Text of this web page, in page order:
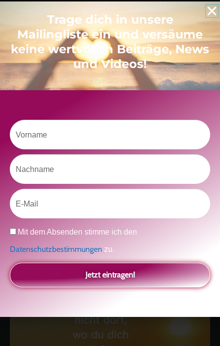
Like uns auf Facebook
glückliche Beziehung-The Master KeyAsha und Marie-Luise
Trage dich in unsere
Mailingliste ein und versäume
keine wertvollen Beiträge, News
und Videos!
Vorname
Nachname
Email
Datenschutz
Mit dem Absenden stimme ich den
Datenschutzbestimmungen zu.
Jetzt eintragen!